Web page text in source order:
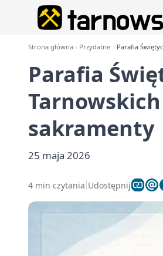
Strona główna Przydatne Parafia
Parafia
sakramenty
25 maja 2026
4 min czytania Udostępnij